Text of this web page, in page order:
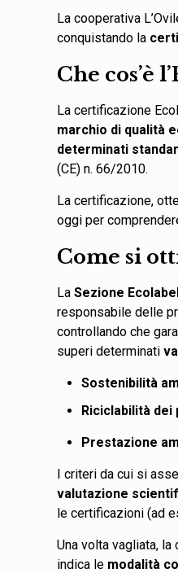
La cooperativa
conquistando la
Che cos’è
La certificazione
marchio di qualità
determinati
(CE) n. 66/2010.
La certificazione,
oggi per
Come si
LaSezione
responsabile delle
controllando che
superi determinati
Sostenibilità
Riciclabilità
Prestazione
I criteri da cui si
valutazione
le certificazioni (ad
Una volta vagliata,
indica le modalità